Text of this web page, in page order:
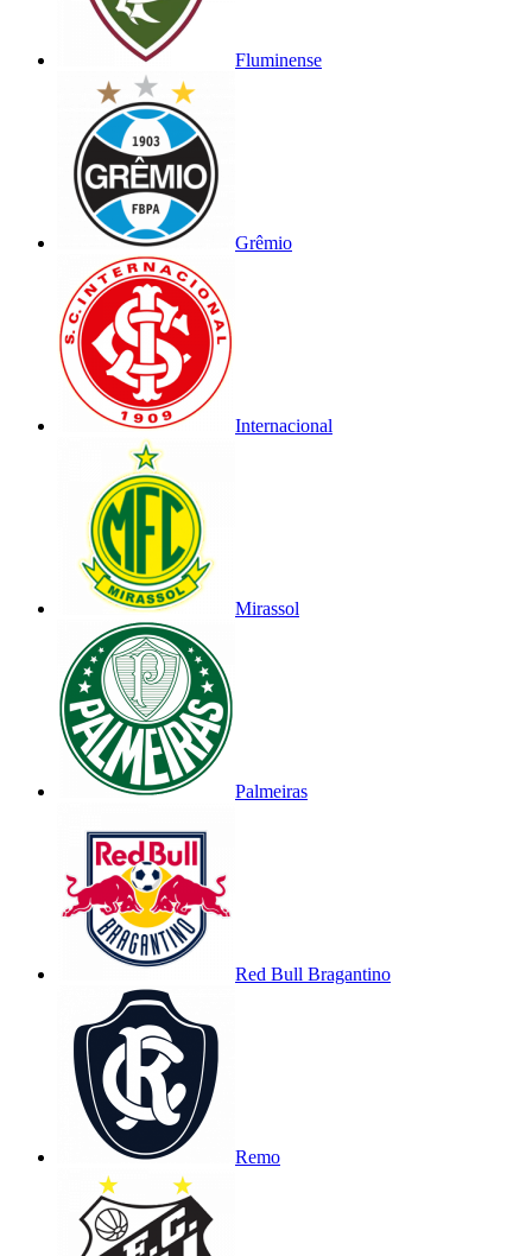
Fluminense
Grêmio
Internacional
Mirassol
Palmeiras
Red Bull Bragantino
Remo